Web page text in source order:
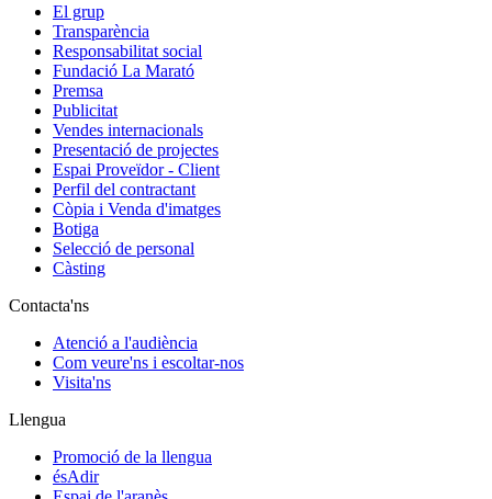
El grup
Transparència
Responsabilitat social
Fundació La Marató
Premsa
Publicitat
Vendes internacionals
Presentació de projectes
Espai Proveïdor - Client
Perfil del contractant
Còpia i Venda d'imatges
Botiga
Selecció de personal
Càsting
Contacta'ns
Atenció a l'audiència
Com veure'ns i escoltar-nos
Visita'ns
Llengua
Promoció de la llengua
ésAdir